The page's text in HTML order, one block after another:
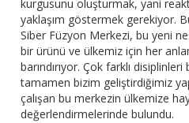
kurgusunu oluşturmak, yani
yaklaşım göstermek gerekiyor.
Siber Füzyon Merkezi, bu yeni
bir ürünü ve ülkemiz için her
barındırıyor. Çok farklı
tamamen bizim geliştirdiğimiz
çalışan bu merkezin ülkemize
değerlendirmelerinde bulundu.